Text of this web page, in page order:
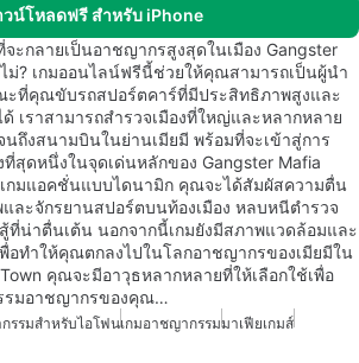
วน์โหลดฟรี สำหรับ iPhone
ะกลายเป็นอาชญากรสูงสุดในเมือง Gangster
ม่? เกมออนไลน์ฟรีนี้ช่วยให้คุณสามารถเป็นผู้นำ
ที่คุณขับรถสปอร์ตคาร์ที่มีประสิทธิภาพสูงและ
เราสามารถสำรวจเมืองที่ใหญ่และหลากหลาย
นถึงสนามบินในย่านเมียมี พร้อมที่จะเข้าสู่การ
สุดหนึ่งในจุดเด่นหลักของ Gangster Mafia
เกมแอคชั่นแบบไดนามิก คุณจะได้สัมผัสความตื่น
ละจักรยานสปอร์ตบนท้องเมือง หลบหนีตำรวจ
ที่น่าตื่นเต้น นอกจากนี้เกมยังมีสภาพแวดล้อมและ
อทำให้คุณตกลงไปในโลกอาชญากรของเมียมีใน
คุณจะมีอาวุธหลากหลายที่ให้เลือกใช้เพื่อ
รมอาชญากรของคุณ…
รรมสำหรับไอโฟนเกมอาชญากรรมมาเฟียเกมส์